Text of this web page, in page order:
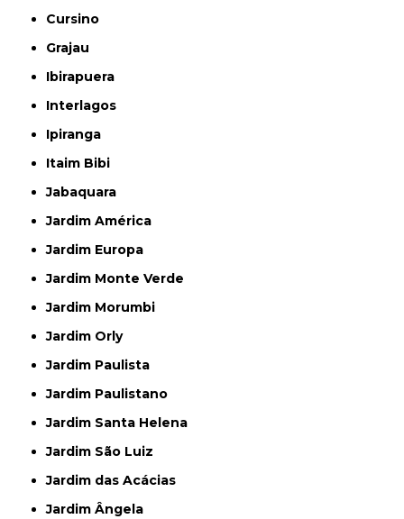
Cursino
Grajau
Ibirapuera
Interlagos
Ipiranga
Itaim Bibi
Jabaquara
Jardim América
Jardim Europa
Jardim Monte Verde
Jardim Morumbi
Jardim Orly
Jardim Paulista
Jardim Paulistano
Jardim Santa Helena
Jardim São Luiz
Jardim das Acácias
Jardim Ângela